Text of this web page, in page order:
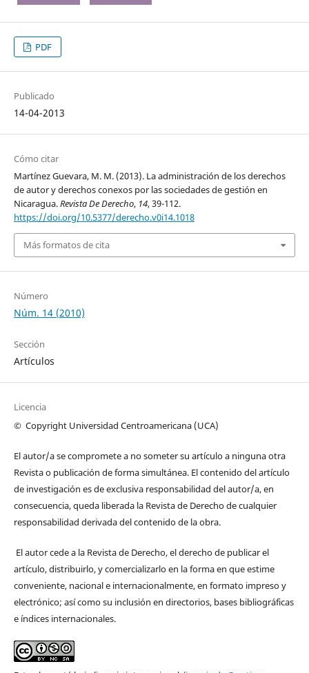
PDF
Publicado
14-04-2013
Cómo citar
Martínez Guevara, M. M. (2013). La administración de los derechos
de autor y derechos conexos por las sociedades de gestión en
Nicaragua.Revista De Derecho, 14, 39-112.
https://doi.org/10.5377/derecho.v0i14.1018
Más formatos de cita
Número
Núm. 14 (2010)
Sección
Artículos
Licencia
© Copyright Universidad Centroamericana (UCA)
El autor/a se compromete a no someter su artículo a ninguna otra
Revista o publicación de forma simultánea. El contenido del artículo
de investigación es de exclusiva responsabilidad del autor/a, en
consecuencia, queda liberada la Revista de Derecho de cualquier
responsabilidad derivada del contenido de la obra.
El autor cede a la Revista de Derecho, el derecho de publicar el
artículo, distribuirlo, y comercializarlo en la forma en que estime
conveniente, nacional e internacionalmente, en formato impreso y
electrónico; así como su inclusión en directorios, bases bibliográficas
e índices internacionales.